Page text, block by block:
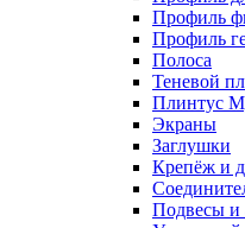
Профиль
Профиль
Полоса
Теневой
Плинтус
Экраны
Заглушки
Крепёж и
Подвесы и